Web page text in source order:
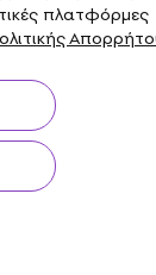
πλατφόρμες
0
προϊόν